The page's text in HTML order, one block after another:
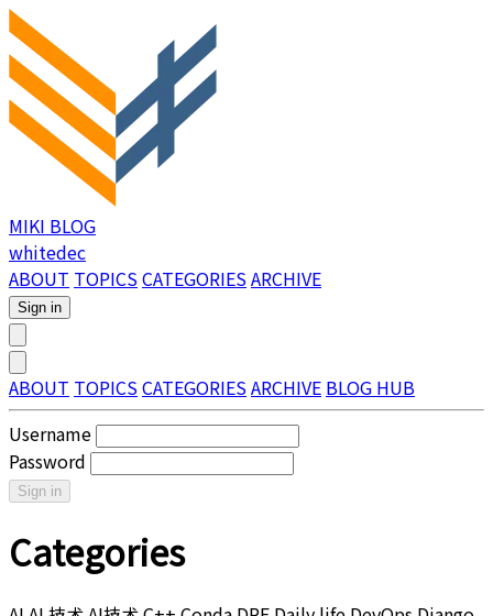
MIKI BLOG
whitedec
ABOUT TOPICSCATEGORIESARCHIVE
Sign in
ABOUT TOPICSCATEGORIESARCHIVE BLOG HUB
Username
Password
Sign in
Categories